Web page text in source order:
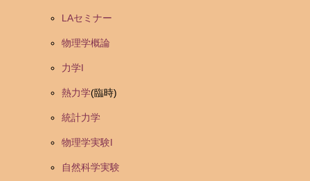
LAセミナー
物理学概論
力学I
熱力学(臨時)
統計力学
物理学実験I
自然科学実験